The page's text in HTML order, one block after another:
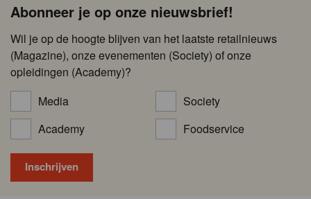
Abonneer je op onze nieuwsbrief!
Wil je op de hoogte blijven van het laatste retailnieuws
(Magazine), onze evenementen (Society) of onze
opleidingen (Academy)?
Media
Society
Academy
Foodservice